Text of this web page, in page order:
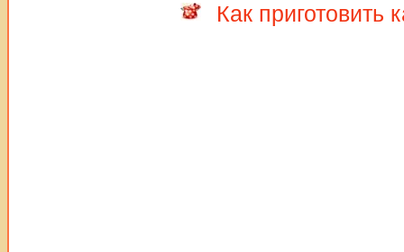
Как приготовить